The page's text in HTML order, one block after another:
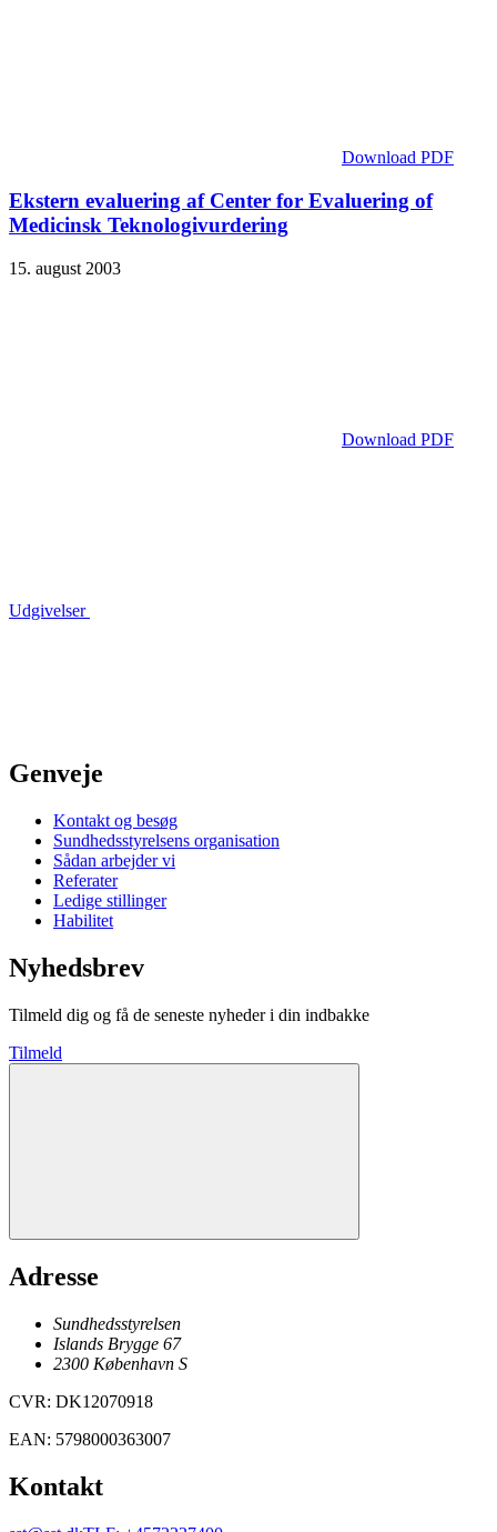
Download PDF
Ekstern evaluering af Center for Evaluering of
Medicinsk Teknologivurdering
15. august 2003
Download PDF
Udgivelser
Genveje
Kontakt og besøg
Sundhedsstyrelsens organisation
Sådan arbejder vi
Referater
Ledige stillinger
Habilitet
Nyhedsbrev
Tilmeld dig og få de seneste nyheder i din indbakke
Tilmeld
Adresse
Sundhedsstyrelsen
Islands Brygge 67
2300 København S
CVR: DK12070918
EAN: 5798000363007
Kontakt